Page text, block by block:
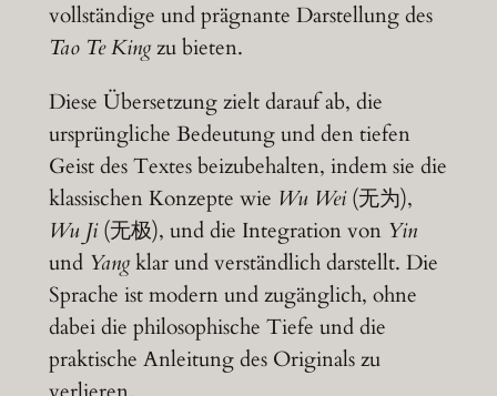
vollständige und prägnante Darstellung des
Tao Te Kingzu bieten.
Diese Übersetzung zielt darauf ab, die
ursprüngliche Bedeutung und den tiefen
Geist des Textes beizubehalten, indem sie die
klassischen Konzepte wie Wu Wei(无为),
Wu Ji(无极), und die Integration von Yin
und Yangklar und verständlich darstellt. Die
Sprache ist modern und zugänglich, ohne
dabei die philosophische Tiefe und die
praktische Anleitung des Originals zu